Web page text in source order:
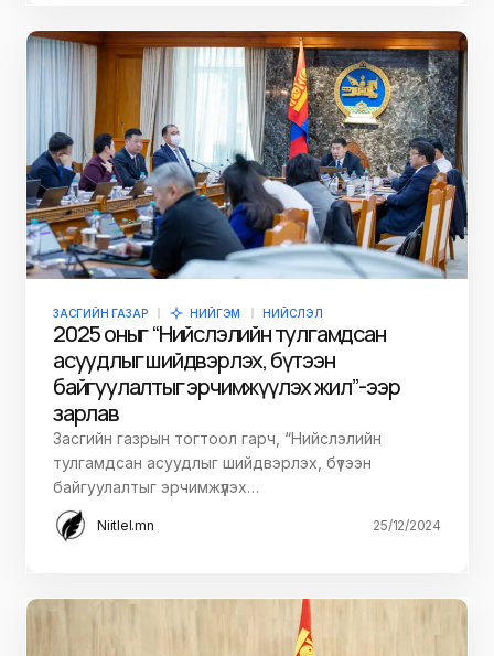
ЗАСГИЙН ГАЗАР НИЙГЭМ НИЙСЛЭЛ
2025 оныг “Нийслэлийн тулгамдсан
асуудлыг шийдвэрлэх, бүтээн
байгуулалтыг эрчимжүүлэх жил”-ээр
зарлав
Засгийн газрын тогтоол гарч, “Нийслэлийн
тулгамдсан асуудлыг шийдвэрлэх, бүтээн
байгуулалтыг эрчимжүүлэх…
Niitlel.mn 25/12/2024